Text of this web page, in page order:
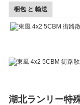
梱包 と 輸送
湖北ランリー特